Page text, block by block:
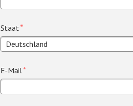
Pflichtfeld
Staat*
Pflichtfeld
E-Mail*